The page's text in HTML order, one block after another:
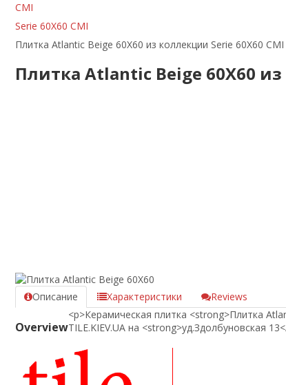
CMI
Serie 60X60 CMI
Плитка Atlantic Beige 60Х60 из коллекции Serie 60X60 CMI
Плитка Atlantic Beige 60Х60
Описание Характеристики Reviews
Overview
<p>Керамическая плитка <strong>Плитка
TILE.KIEV.UA на <strong>уд.Здолбуновская